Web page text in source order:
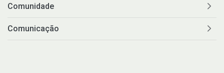
Comunidade
Comunicação